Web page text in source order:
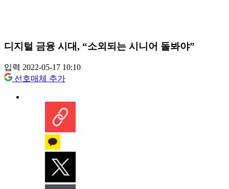
디지털 금융 시대, “소외되는 시니어 돌봐야”
입력 2022-05-17 10:10
선호매체 추가